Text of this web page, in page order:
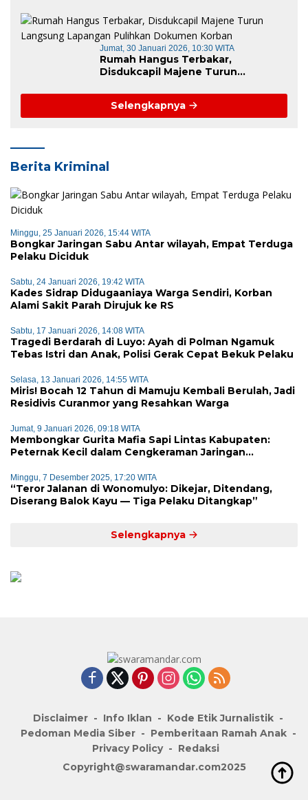
Jumat, 30 Januari 2026, 10:30 WITA
Rumah Hangus Terbakar,
Disdukcapil Majene Turun
Dokumen Korban
Selengkapnya
Berita Kriminal
Minggu, 25 Januari 2026, 15:44 WITA
Bongkar Jaringan Sabu Antar wilayah, Empat Terduga
Pelaku Diciduk
Sabtu, 24 Januari 2026, 19:42 WITA
Kades Sidrap Didugaaniaya Warga Sendiri, Korban
Alami Sakit Parah Dirujuk ke RS
Sabtu, 17 Januari 2026, 14:08 WITA
Tragedi Berdarah di Luyo: Ayah di Polman Ngamuk
Tebas Istri dan Anak, Polisi Gerak Cepat Bekuk Pelaku
Selasa, 13 Januari 2026, 14:55 WITA
Miris! Bocah 12 Tahun di Mamuju Kembali Berulah, Jadi
Residivis Curanmor yang Resahkan Warga
Jumat, 9 Januari 2026, 09:18 WITA
Membongkar Gurita Mafia Sapi Lintas Kabupaten:
Peternak Kecil dalam Cengkeraman Jaringan
Minggu, 7 Desember 2025, 17:20 WITA
“Teror Jalanan di Wonomulyo: Dikejar, Ditendang,
Diserang Balok Kayu — Tiga Pelaku Ditangkap”
Selengkapnya
Disclaimer Info Iklan
Kode Etik Jurnalistik
Pedoman Media Siber
Pemberitaan Ramah Anak
Privacy Policy
Redaksi
Copyright@swaramandar.com2025